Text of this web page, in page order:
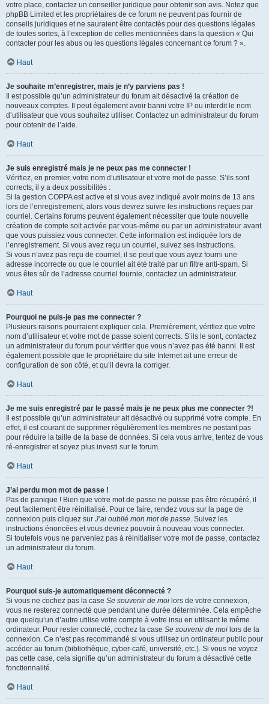
votre place, contactez un conseiller juridique pour obtenir son avis. Notez que
phpBB Limited et les propriétaires de ce forum ne peuvent pas fournir de
conseils juridiques et ne sauraient être contactés pour des questions légales
de toutes sortes, à l’exception de celles mentionnées dans la question « Qui
contacter pour les abus ou les questions légales concernant ce forum ? ».
Haut
Je souhaite m’enregistrer, mais je n’y parviens pas !
Il est possible qu’un administrateur du forum ait désactivé la création de
nouveaux comptes. Il peut également avoir banni votre IP ou interdit le nom
d’utilisateur que vous souhaitez utiliser. Contactez un administrateur du forum
pour obtenir de l’aide.
Haut
Je suis enregistré mais je ne peux pas me connecter !
Vérifiez, en premier, votre nom d’utilisateur et votre mot de passe. S’ils sont
corrects, il y a deux possibilités :
Si la gestion COPPA est active et si vous avez indiqué avoir moins de 13 ans
lors de l’enregistrement, alors vous devrez suivre les instructions reçues par
courriel. Certains forums peuvent également nécessiter que toute nouvelle
création de compte soit activée par vous-même ou par un administrateur avant
que vous puissiez vous connecter. Cette information est indiquée lors de
l’enregistrement. Si vous avez reçu un courriel, suivez ses instructions.
Si vous n’avez pas reçu de courriel, il se peut que vous ayez fourni une
adresse incorrecte ou que le courriel ait été traité par un filtre anti-spam. Si
vous êtes sûr de l’adresse courriel fournie, contactez un administrateur.
Haut
Pourquoi ne puis-je pas me connecter ?
Plusieurs raisons pourraient expliquer cela. Premièrement, vérifiez que votre
nom d’utilisateur et votre mot de passe soient corrects. S’ils le sont, contactez
un administrateur du forum pour vérifier que vous n’avez pas été banni. Il est
également possible que le propriétaire du site Internet ait une erreur de
configuration de son côté, et qu’il devra la corriger.
Haut
Je me suis enregistré par le passé mais je ne peux plus me connecter ?!
Il est possible qu’un administrateur ait désactivé ou supprimé votre compte. En
effet, il est courant de supprimer régulièrement les membres ne postant pas
pour réduire la taille de la base de données. Si cela vous arrive, tentez de vous
ré-enregistrer et soyez plus investi sur le forum.
Haut
J’ai perdu mon mot de passe !
Pas de panique ! Bien que votre mot de passe ne puisse pas être récupéré, il
peut facilement être réinitialisé. Pour ce faire, rendez vous sur la page de
connexion puis cliquez sur J’ai oublié mon mot de passe. Suivez les
instructions énoncées et vous devriez pouvoir à nouveau vous connecter.
Si toutefois vous ne parveniez pas à réinitialiser votre mot de passe, contactez
un administrateur du forum.
Haut
Pourquoi suis-je automatiquement déconnecté ?
Si vous ne cochez pas la case Se souvenir de moi lors de votre connexion,
vous ne resterez connecté que pendant une durée déterminée. Cela empêche
que quelqu’un d’autre utilise votre compte à votre insu en utilisant le même
ordinateur. Pour rester connecté, cochez la case Se souvenir de moi lors de la
connexion. Ce n’est pas recommandé si vous utilisez un ordinateur public pour
accéder au forum (bibliothèque, cyber-café, université, etc.). Si vous ne voyez
pas cette case, cela signifie qu’un administrateur du forum a désactivé cette
fonctionnalité.
Haut